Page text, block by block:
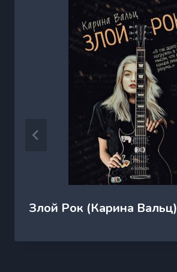
Злой Рок (Карина Вальц)